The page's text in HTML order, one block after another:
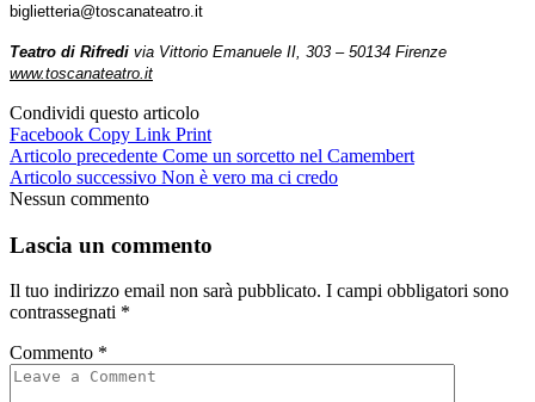
biglietteria@toscanateatro.it
Teatro di Rifredi via Vittorio Emanuele II, 303 – 50134 Firenze
www.toscanateatro.it
Condividi questo articolo
Facebook Copy Link Print
Articolo precedente Come un sorcetto nel Camembert
Articolo successivo Non è vero ma ci credo
Nessun commento
Lascia un commento
Il tuo indirizzo email non sarà pubblicato. I campi obbligatori sono
contrassegnati *
Commento *